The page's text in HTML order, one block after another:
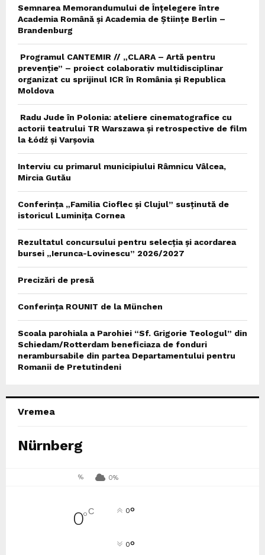
Semnarea Memorandumului de Înțelegere între
Academia Română și Academia de Științe Berlin –
Brandenburg
Programul CANTEMIR // „CLARA – Artă pentru
prevenție” – proiect colaborativ multidisciplinar
organizat cu sprijinul ICR în România și Republica
Moldova
Radu Jude în Polonia: ateliere cinematografice cu
actorii teatrului TR Warszawa și retrospective de film
la Łódź și Varșovia
Interviu cu primarul municipiului Râmnicu Vâlcea,
Mircia Gutău
Conferința „Familia Cioflec și Clujul” susținută de
istoricul Luminița Cornea
Rezultatul concursului pentru selecția și acordarea
bursei „Ierunca-Lovinescu” 2026/2027
Precizări de presă
Conferința ROUNIT de la München
Scoala parohiala a Parohiei “Sf. Grigorie Teologul” din
Schiedam/Rotterdam beneficiaza de fonduri
nerambursabile din partea Departamentului pentru
Romanii de Pretutindeni
Vremea
Nürnberg
% 0%
0°C 0°
0°